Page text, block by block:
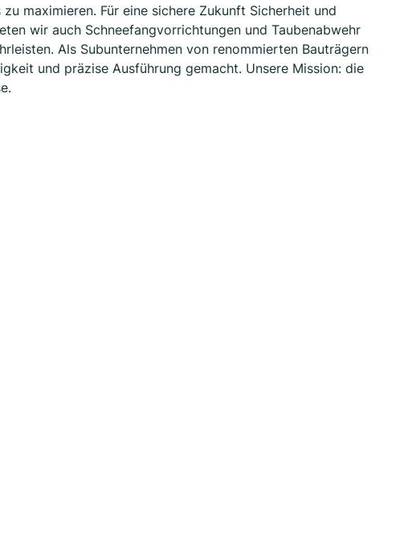
maximieren. Für eine sichere Zukunft Sicherheit und
wir auch Schneefangvorrichtungen und Taubenabwehr
Als Subunternehmen von renommierten Bauträgern
und präzise Ausführung gemacht. Unsere Mission: die